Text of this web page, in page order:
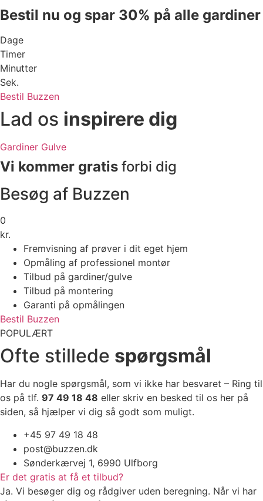
Bestil nu og spar 30% på alle gardiner
Dage
Timer
Minutter
Sek.
Bestil Buzzen
Lad os inspirere dig
Gardiner Gulve
Vi kommer gratis forbi dig
Besøg af Buzzen
0
kr.
Fremvisning af prøver i dit eget hjem
Opmåling af professionel montør
Tilbud på gardiner/gulve
Tilbud på montering
Garanti på opmålingen
Bestil Buzzen
POPULÆRT
Ofte stillede spørgsmål
Har du nogle spørgsmål, som vi ikke har besvaret – Ring til
os på tlf. 97 49 18 48 eller skriv en besked til os her på
siden, så hjælper vi dig så godt som muligt.
+45 97 49 18 48
post@buzzen.dk
Sønderkærvej 1, 6990 Ulfborg
Er det gratis at få et tilbud?
Ja. Vi besøger dig og rådgiver uden beregning. Når vi har